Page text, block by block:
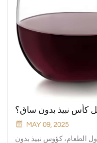
كأس نبيذ بدون ساق؟
MAY 09, 2025
الطعام، كؤوس نبيذ بدون